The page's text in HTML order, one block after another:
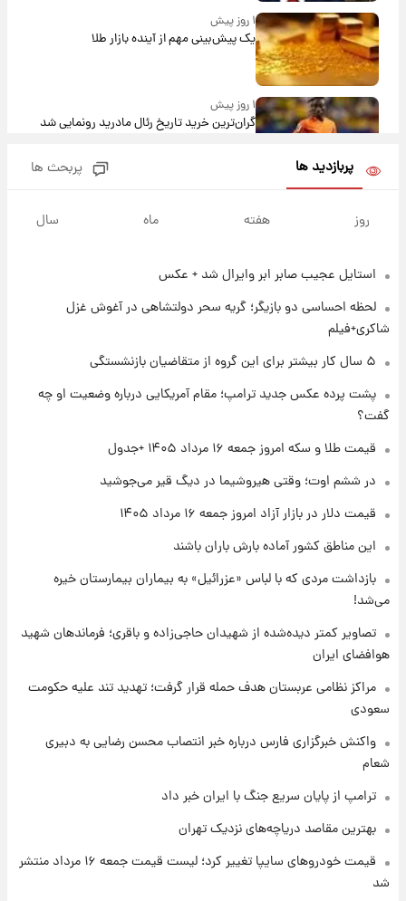
۱ روز پیش
یک پیش‌بینی مهم از آینده بازار طلا
۱ روز پیش
گران‌ترین خرید تاریخ رئال مادرید رونمایی شد
روزها پربارش‌تر خواهند بود؟
۱ روز پیش
شد؛ تیکدری، محبی و سرگیف با اعداد ویژه
۱ روز پیش
شد+فیلم
۱ روز پیش
امروز پنجشنبه ۱۵ مرداد ۱۴۰۵ +جدول
قیمت طلا و سکه امروز پنجشنبه ۱۵ مرداد ۱۴۰۵
شارژ جدید کالابرگ برای سه دهک؛ جزئیات اعلام
پربازدید ها پربحث ها
روز هفته ماه سال
استایل عجیب صابر ابر وایرال شد + عکس
لحظه احساسی دو بازیگر؛ گریه سحر دولتشاهی در آغوش غزل
شاکری+فیلم
۵ سال کار بیشتر برای این گروه از متقاضیان بازنشستگی
پشت پرده عکس جدید ترامپ؛ مقام آمریکایی درباره وضعیت او چه
گفت؟
قیمت طلا و سکه امروز جمعه ۱۶ مرداد ۱۴۰۵ +جدول
در ششم اوت؛ وقتی هیروشیما در دیگ قیر می‌جوشید
قیمت دلار در بازار آزاد امروز جمعه ۱۶ مرداد ۱۴۰۵
این مناطق کشور آماده بارش باران باشند
بازداشت مردی که با لباس «عزرائیل» به بیماران بیمارستان خیره
می‌شد!
تصاویر کمتر دیده‌شده از شهیدان حاجی‌زاده و باقری؛ فرماندهان شهید
هوافضای ایران
مراکز نظامی عربستان هدف حمله قرار گرفت؛ تهدید تند علیه حکومت
سعودی
واکنش خبرگزاری فارس درباره خبر انتصاب محسن رضایی به دبیری
شعام
ترامپ از پایان سریع جنگ با ایران خبر داد
بهترین مقاصد دریاچه‌های نزدیک تهران
قیمت خودروهای سایپا تغییر کرد؛ لیست قیمت جمعه ۱۶ مرداد منتشر
شد